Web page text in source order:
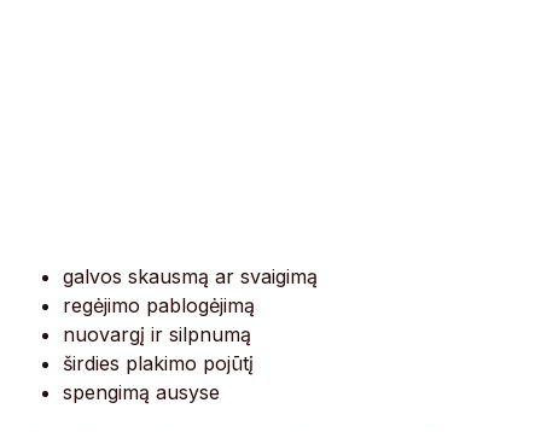
galvos skausmą ar svaigimą
regėjimo pablogėjimą
nuovargį ir silpnumą
širdies plakimo pojūtį
spengimą ausyse